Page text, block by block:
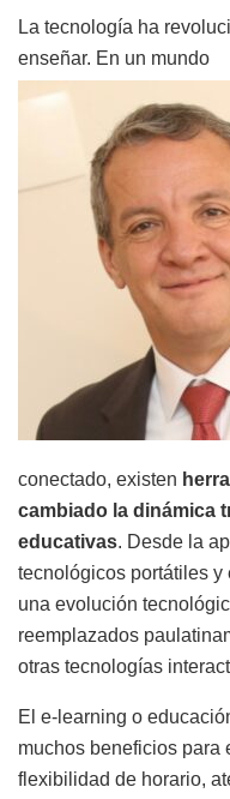
La tecnología ha
enseñar. En un mundo
conectado, existen
cambiado la dinámica
educativas. Desde la
tecnológicos portátiles y
una evolución
reemplazados
otras tecnologías
El e-learning o
muchos beneficios para
flexibilidad de horario,